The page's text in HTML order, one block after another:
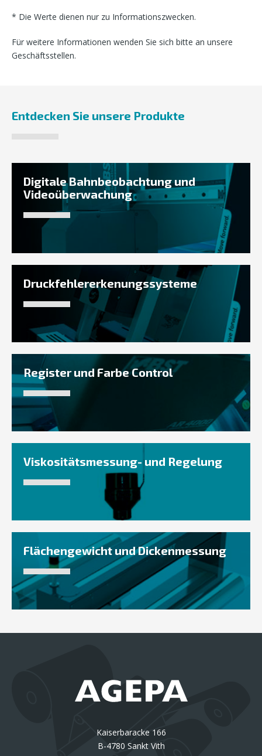
* Die Werte dienen nur zu Informationszwecken.
Für weitere Informationen wenden Sie sich bitte an unsere
Geschäftsstellen.
Entdecken Sie unsere Produkte
Digitale Bahnbeobachtung und
Videoüberwachung
Druckfehlererkenungssysteme
Register und Farbe Control
Viskositätsmessung- und Regelung
Flächengewicht und Dickenmessung
Kaiserbaracke 166
B-4780 Sankt Vith